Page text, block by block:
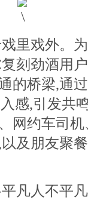
戏外。为
刻劲酒用
的桥梁,通
感,引发共
网约车司
及朋友聚
人不平凡